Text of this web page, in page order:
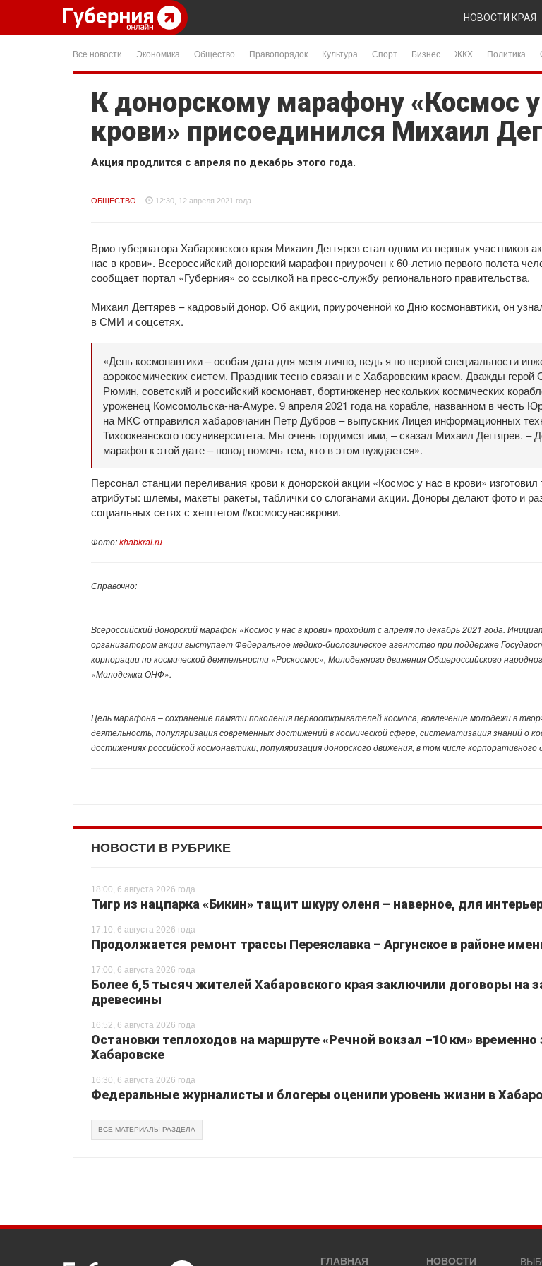
НОВОСТИ КРАЯ
Все новости Экономика Общество Правопорядок Культура Спорт Бизнес ЖКХ Политика
К донорскому марафону «Космос
крови» присоединился Михаил
Акция продлится с апреля по декабрь этого года.
ОБЩЕСТВО 12:30, 12 апреля 2021 года
Врио губернатора Хабаровского края Михаил Дегтярев стал одним из первых участников
нас в крови». Всероссийский донорский марафон приурочен к 60-летию первого полета
сообщает портал «Губерния» со ссылкой на пресс-службу регионального правительства.
Михаил Дегтярев – кадровый донор. Об акции, приуроченной ко Дню космонавтики, он
в СМИ и соцсетях.
«День космонавтики – особая дата для меня лично, ведь я по первой специальности
аэрокосмических систем. Праздник тесно связан и с Хабаровским краем. Дважды
Рюмин, советский и российский космонавт, бортинженер нескольких космических
уроженец Комсомольска-на-Амуре. 9 апреля 2021 года на корабле, названном в честь
на МКС отправился хабаровчанин Петр Дубров – выпускник Лицея информационных
Тихоокеанского госуниверситета. Мы очень гордимся ими, – сказал Михаил Дегтярев. –
марафон к этой дате – повод помочь тем, кто в этом нуждается».
Персонал станции переливания крови к донорской акции «Космос у нас в крови» изготовил
атрибуты: шлемы, макеты ракеты, таблички со слоганами акции. Доноры делают фото и
социальных сетях с хештегом #космосунасвкрови.
Фото:khabkrai.ru
Справочно:
Всероссийский донорский марафон «Космос у нас в крови» проходит с апреля по декабрь 2021 года.
организатором акции выступает Федеральное медико-биологическое агентство при поддержке
корпорации по космической деятельности «Роскосмос», Молодежного движения Общероссийского
«Молодежка ОНФ».
Цель марафона – сохранение памяти поколения первооткрывателей космоса, вовлечение молодежи в
деятельность, популяризация современных достижений в космической сфере, систематизация знаний о
достижениях российской космонавтики, популяризация донорского движения, в том числе корпоративного
НОВОСТИ В РУБРИКЕ
18:00, 6 августа 2026 года
Тигр из нацпарка «Бикин» тащит шкуру оленя – наверное, для
17:10, 6 августа 2026 года
Продолжается ремонт трассы Переяславка – Аргунское в районе
17:00, 6 августа 2026 года
Более 6,5 тысяч жителей Хабаровского края заключили договоры на
древесины
16:52, 6 августа 2026 года
Остановки теплоходов на маршруте «Речной вокзал –10 км» временно
Хабаровске
16:30, 6 августа 2026 года
Федеральные журналисты и блогеры оценили уровень жизни в
ВСЕ МАТЕРИАЛЫ РАЗДЕЛА
ГЛАВНАЯ
НОВОСТИ